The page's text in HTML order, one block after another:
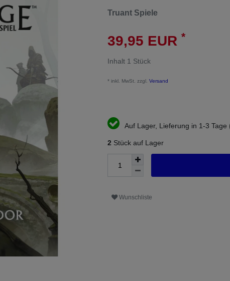
Truant Spiele
39,95 EUR *
Inhalt 1 Stück
* inkl. MwSt. zzgl. Versand
Auf Lager, Lieferung in 1-3 Tage
2 Stück auf Lager
Wunschliste